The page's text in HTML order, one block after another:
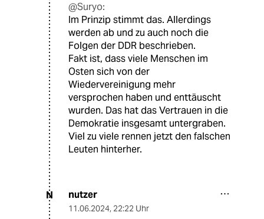
@Suryo:
Im Prinzip stimmt das. Allerdings
werden ab und zu auch noch die
Folgen der DDR beschrieben.
Fakt ist, dass viele Menschen im
Osten sich von der
Wiedervereinigung mehr
versprochen haben und enttäuscht
wurden. Das hat das Vertrauen in die
Demokratie insgesamt untergraben.
Viel zu viele rennen jetzt den falschen
Leuten hinterher.
N nutzer
11.06.2024, 22:22 Uhr